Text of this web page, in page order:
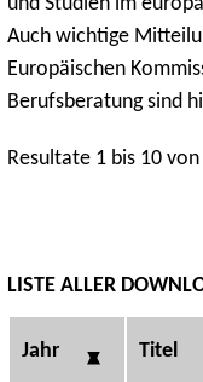
Auch wichtige
Europäischen
Berufsberatung sind
Resultate 1 bis 10
LISTE ALLER
Jahr Titel